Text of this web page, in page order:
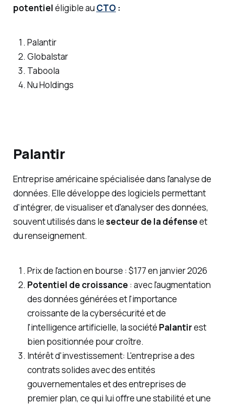
potentieléligible au CTO :
Palantir
Globalstar
Taboola
Nu Holdings
Palantir
Entreprise américaine spécialisée dans l'analyse de
données. Elle développe des logiciels permettant
d'intégrer, de visualiser et d'analyser des données,
souvent utilisés dans lesecteur de la défenseet
du renseignement.
Prix de l'action en bourse : $177 en janvier 2026
Potentiel de croissance : avec l'augmentation
des données générées et l'importance
croissante de la cybersécurité et de
l'intelligence artificielle, la société Palantirest
bien positionnée pour croître.
Intérêt d'investissement: L'entreprise a des
contrats solides avec des entités
gouvernementales et des entreprises de
premier plan, ce qui lui offre une stabilité et une